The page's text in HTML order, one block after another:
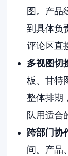
图。产品
到具体负
评论区直
多视图切
板、甘特
整体排期
队用适合
跨部门协
间。产品